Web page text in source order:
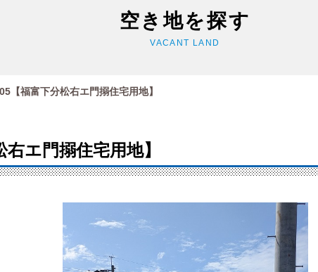
空き地を探す
VACANT LAND
【福富下分松右エ門搦住宅用地】
エ門搦住宅用地】